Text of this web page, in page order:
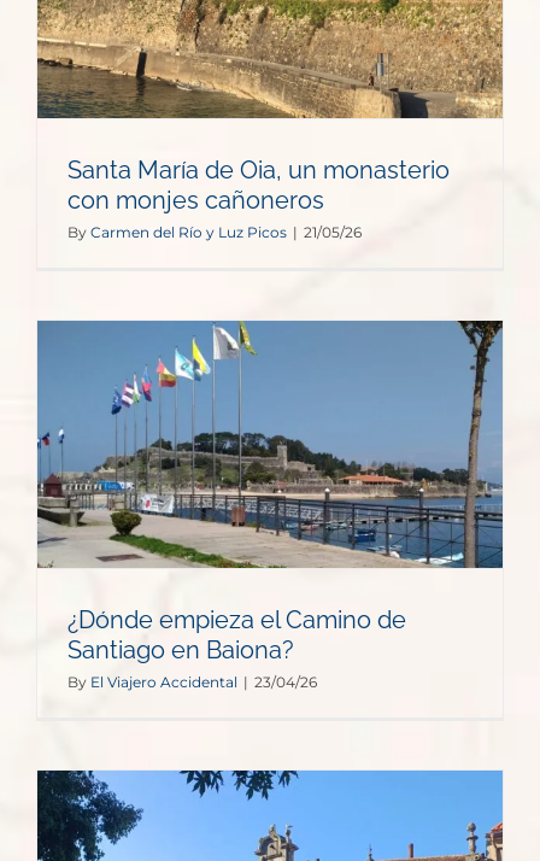
Santa María de Oia, un monasterio
con monjes cañoneros
By Carmen del Río y Luz Picos | 21/05/26
¿Dónde empieza el Camino de
Santiago en Baiona?
By El Viajero Accidental | 23/04/26